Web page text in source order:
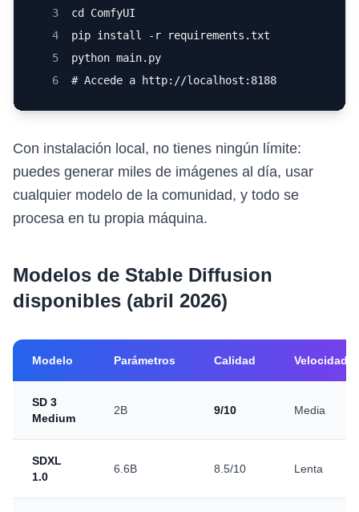
3
cd ComfyUI
4
pip install -r requirements.txt
5
python main.py
6
# Accede a http://localhost:8188
Con instalación local, no tienes ningún límite:
puedes generar miles de imágenes al día, usar
cualquier modelo de la comunidad, y todo se
procesa en tu propia máquina.
Modelos de Stable Diffusion
disponibles (abril 2026)
Modelo Parámetros Calidad Velocidad
SD 3
Medium
2B 9/10 Media
SDXL
1.0
6.6B 8.5/10 Lenta